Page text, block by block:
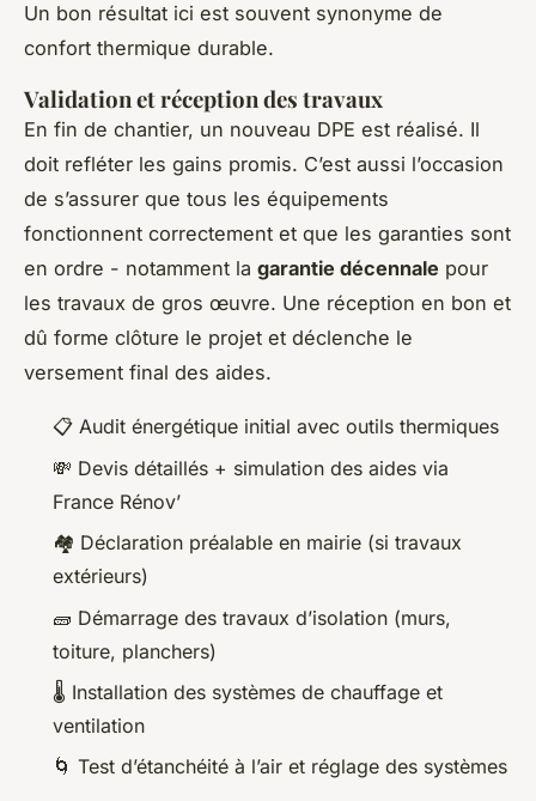
Un bon résultat ici est souvent synonyme de
confort thermique durable.
Validation et réception des travaux
En fin de chantier, un nouveau DPE est réalisé. Il
doit refléter les gains promis. C’est aussi l’occasion
de s’assurer que tous les équipements
fonctionnent correctement et que les garanties sont
en ordre - notamment la garantie décennale pour
les travaux de gros œuvre. Une réception en bon et
dû forme clôture le projet et déclenche le
versement final des aides.
📋 Audit énergétique initial avec outils thermiques
💸 Devis détaillés + simulation des aides via
France Rénov’
🏘️ Déclaration préalable en mairie (si travaux
extérieurs)
🧱 Démarrage des travaux d’isolation (murs,
toiture, planchers)
🌡️ Installation des systèmes de chauffage et
ventilation
🌀 Test d’étanchéité à l’air et réglage des systèmes